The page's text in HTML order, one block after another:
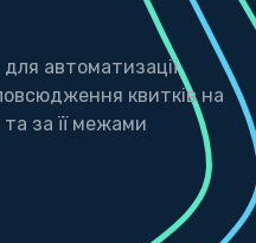
автоматизації
квитків на
та за її межами